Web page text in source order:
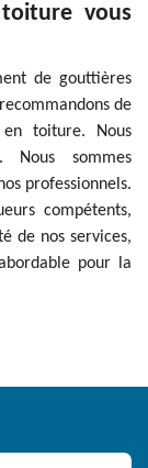
vous
de gouttières
de
toiture. Nous
Nous sommes
professionnels.
compétents,
de nos services,
pour la